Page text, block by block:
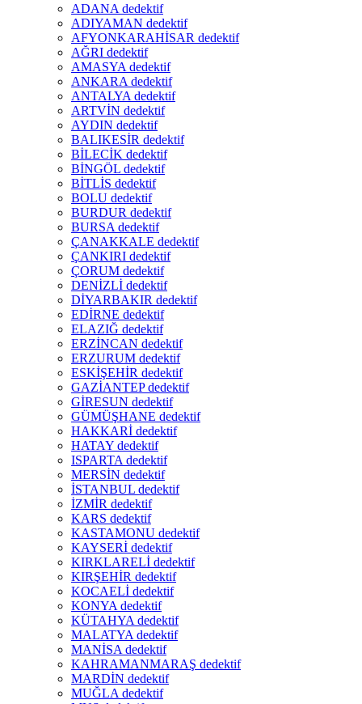
ADANA dedektif
ADIYAMAN dedektif
AFYONKARAHİSAR dedektif
AĞRI dedektif
AMASYA dedektif
ANKARA dedektif
ANTALYA dedektif
ARTVİN dedektif
AYDIN dedektif
BALIKESİR dedektif
BİLECİK dedektif
BİNGÖL dedektif
BİTLİS dedektif
BOLU dedektif
BURDUR dedektif
BURSA dedektif
ÇANAKKALE dedektif
ÇANKIRI dedektif
ÇORUM dedektif
DENİZLİ dedektif
DİYARBAKIR dedektif
EDİRNE dedektif
ELAZIĞ dedektif
ERZİNCAN dedektif
ERZURUM dedektif
ESKİŞEHİR dedektif
GAZİANTEP dedektif
GİRESUN dedektif
GÜMÜŞHANE dedektif
HAKKARİ dedektif
HATAY dedektif
ISPARTA dedektif
MERSİN dedektif
İSTANBUL dedektif
İZMİR dedektif
KARS dedektif
KASTAMONU dedektif
KAYSERİ dedektif
KIRKLARELİ dedektif
KIRŞEHİR dedektif
KOCAELİ dedektif
KONYA dedektif
KÜTAHYA dedektif
MALATYA dedektif
MANİSA dedektif
KAHRAMANMARAŞ dedektif
MARDİN dedektif
MUĞLA dedektif